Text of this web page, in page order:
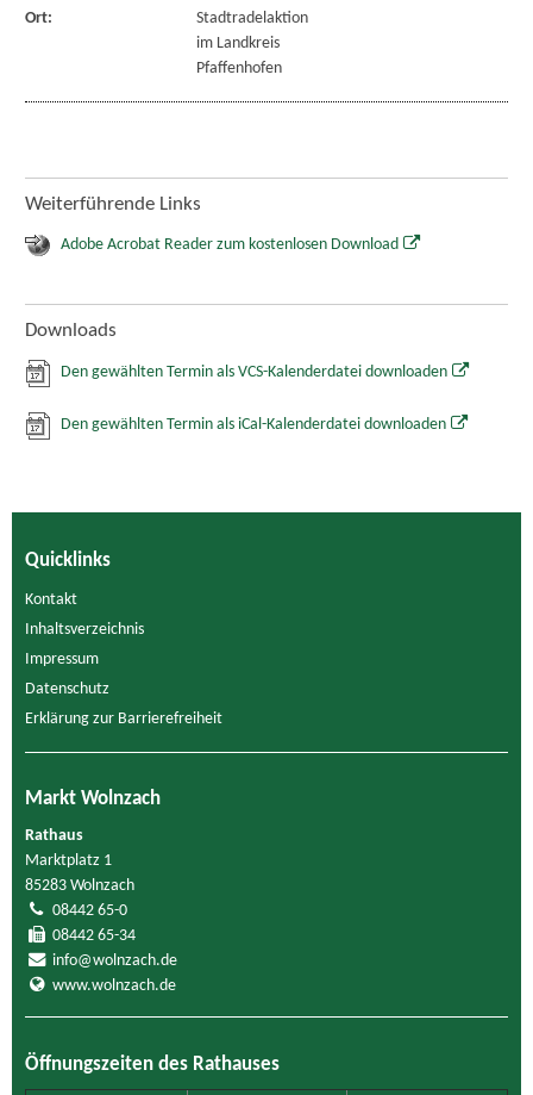
Ort:
Stadtradelaktion
im Landkreis
Pfaffenhofen
Weiterführende Links
Adobe Acrobat Reader zum kostenlosen Download
Downloads
Den gewählten Termin als VCS-Kalenderdatei downloaden
Den gewählten Termin als iCal-Kalenderdatei downloaden
Quicklinks
Kontakt
Inhaltsverzeichnis
Impressum
Datenschutz
Erklärung zur Barrierefreiheit
Markt Wolnzach
Rathaus
Marktplatz 1
85283 Wolnzach
08442 65-0
08442 65-34
info@wolnzach.de
www.wolnzach.de
Öffnungszeiten des Rathauses